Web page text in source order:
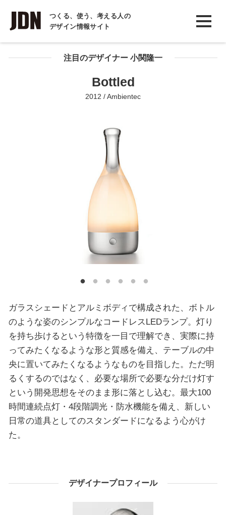
つくる、使う、考える人の
デザイン情報サイト
INTERVIEW
インタビュー
REPORT注目のデザイナー 小関隆一
Bottled
2012 / Ambientec
ガラスシェードとアルミボディで構成された、ボトル
のような姿のシンプルなコードレスLEDランプ。灯り
を持ち歩けるという特徴を一目で理解でき、実際に持
ってみたくなるような形と質感を備え、テーブルの中
央に置いてみたくなるようなものを目指した。ただ明
るくするのではなく、必要な場所で必要な分だけ灯す
という開発思想をそのまま形に落とし込む。最大100
時間連続点灯・4段階調光・防水機能を備え、新しい
日常の道具としてのスタンダードになるよう心がけ
た。
デザイナープロフィール